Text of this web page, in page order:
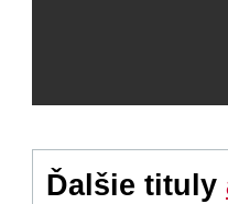
Ďalšie tituly